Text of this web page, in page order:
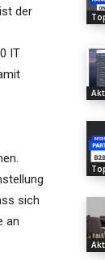
der
IT
sich
an